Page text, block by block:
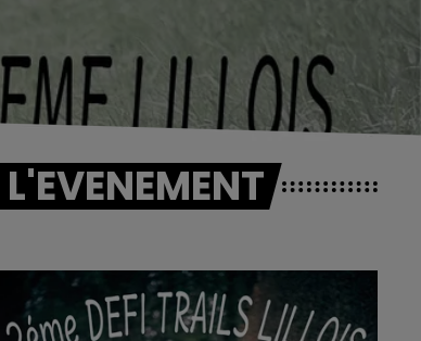
L'EVENEMENT